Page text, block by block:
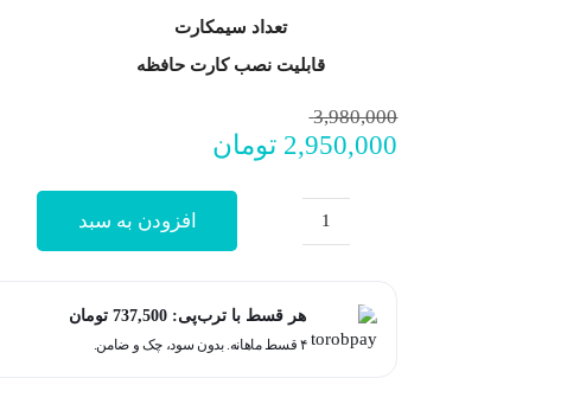
تعداد سیمکارت
قابلیت نصب کارت حافظه
3,980,000
قیمت
اصلی:
3,980,000 تومان
2,950,000 تومان
قیمت
فعلی:
2023
هر قسط با ترب‌پی: 737,500 تومان
۴ قسط ماهانه. بدون سود، چک و ضامن.